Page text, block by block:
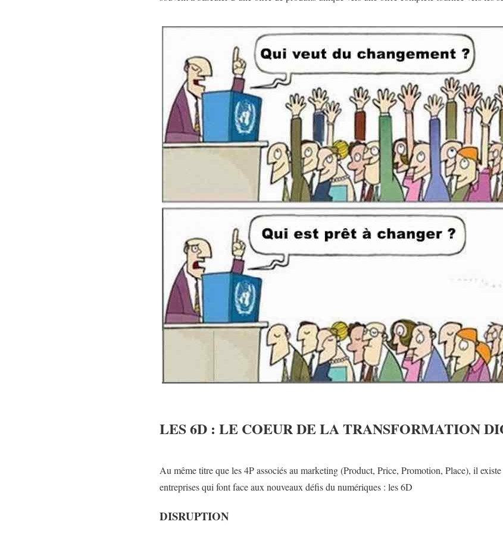
LES 6D : LE COEUR DE LA TRANSFORMATION
Au même titre que les 4P associés au marketing (Product, Price, Promotion, Place), il
entreprises qui font face aux nouveaux défis du numériques : les 6D
DISRUPTION